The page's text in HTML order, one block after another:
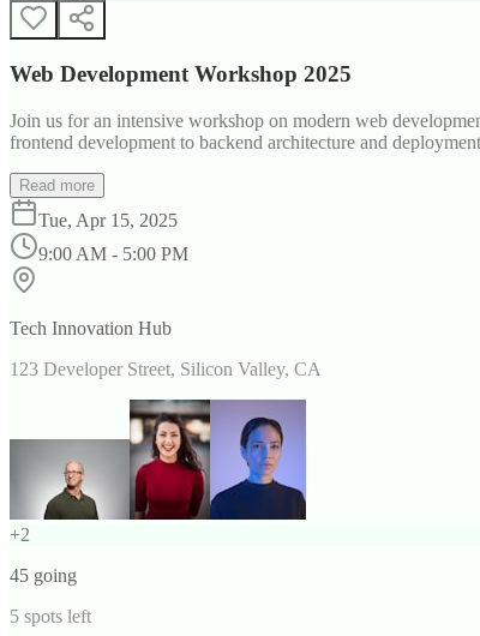
Web Development Workshop 2025
Join us for an intensive workshop on modern web
frontend development to backend architecture and
Read more
Tue, Apr 15, 2025
9:00 AM - 5:00 PM
Tech Innovation Hub
123 Developer Street, Silicon Valley, CA
+2
45 going
5 spots left